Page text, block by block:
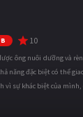
10
ông nuôi dưỡng và
năng đặc biệt có thể
vì sự khác biệt của mình,